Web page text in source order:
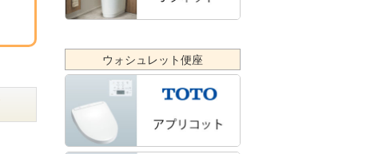
ウォシュレット便座